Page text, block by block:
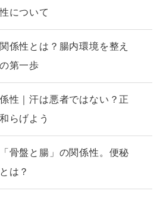
について
係性とは？腸内環境を整え
第一歩
性｜汗は悪者ではない？正
らげよう
骨盤と腸」の関係性。便秘
は？